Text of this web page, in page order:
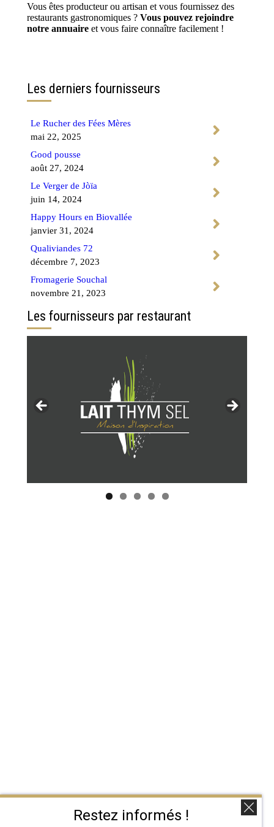
Vous êtes producteur ou artisan et vous fournissez des
restaurants gastronomiques ? Vous pouvez rejoindre
notre annuaire et vous faire connaître facilement !
Les derniers fournisseurs
Le Rucher des Fées Mères
mai 22, 2025
Good pousse
août 27, 2024
Le Verger de Jòïa
juin 14, 2024
Happy Hours en Biovallée
janvier 31, 2024
Qualiviandes 72
décembre 7, 2023
Fromagerie Souchal
novembre 21, 2023
Les fournisseurs par restaurant
Restez informés !